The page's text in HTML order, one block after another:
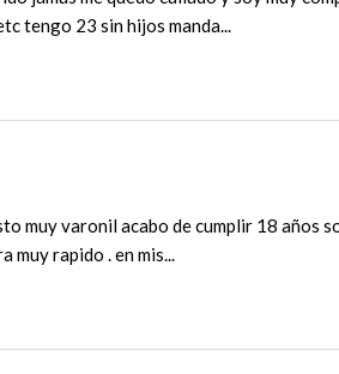
tengo 23 sin hijos manda...
muy varonil acabo de cumplir 18 años
muy rapido . en mis...